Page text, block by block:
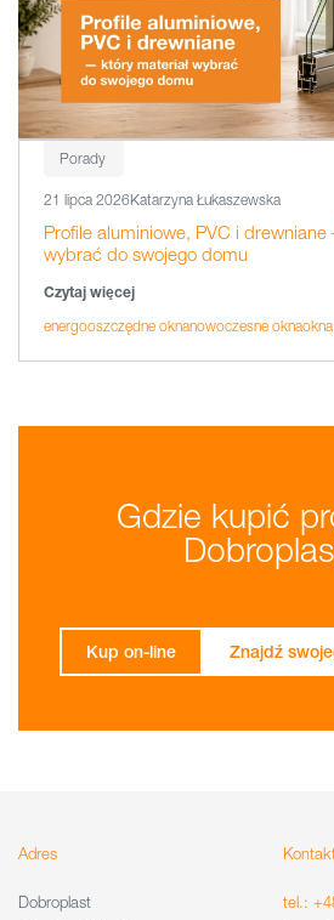
Porady
21 lipca 2026Katarzyna Łukaszewska
Profile aluminiowe, PVC i drewniane
wybrać do swojego domu
Czytaj więcej
energooszczędne oknanowoczesne okna
Gdzie kupić
Kup on-line Znajdź
Adres
Dobroplast
tel.: